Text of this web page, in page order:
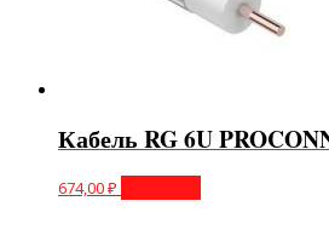
Кабель RG 6U
674,00₽